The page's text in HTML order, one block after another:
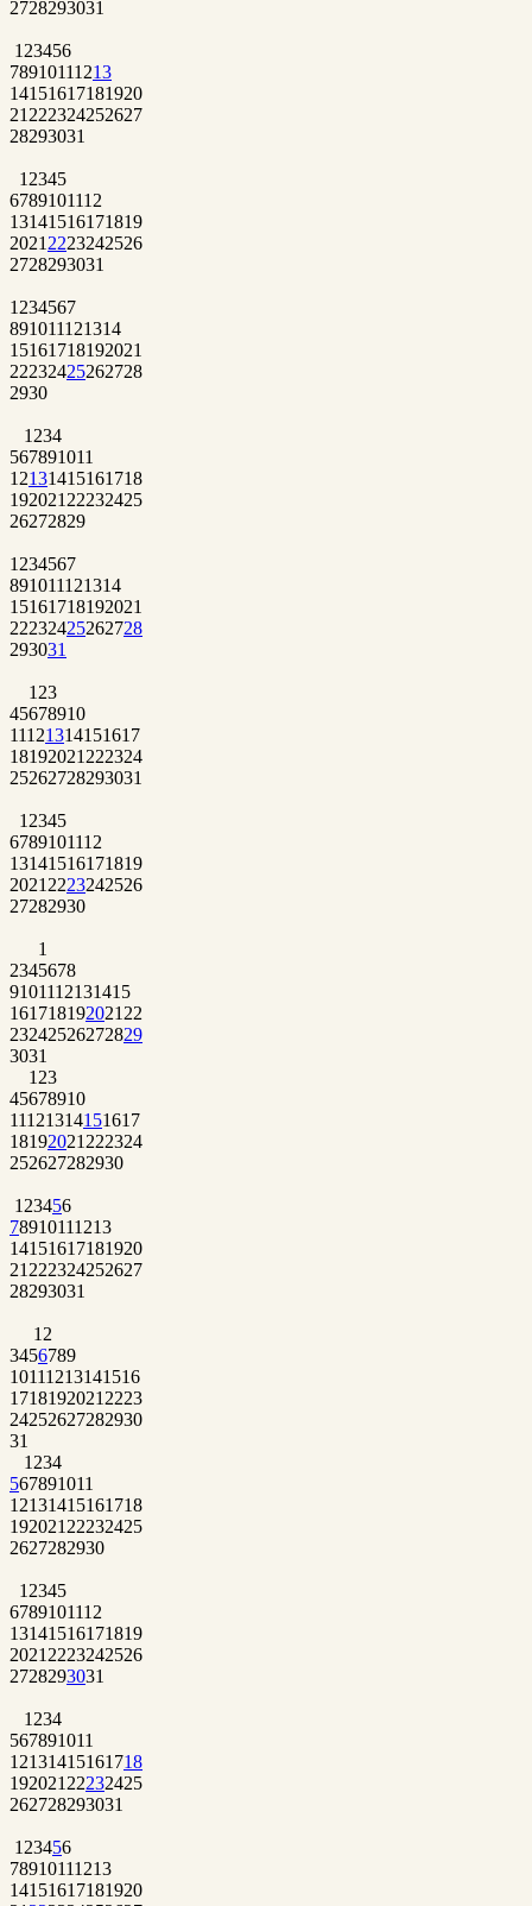
2728293031
1 23456
78910111213
14151617181920
21 222324252627
28293031
1 2345
6789101112
13141516171819
2021 2223242526
2728293031
1 234567
891011121314
15161718192021
22232425262728
2930
1 234
567891011
12131415161718
192021 22232425
26272829
1 234567
891011121314
15161718192021
22232425262728
293031
1 23
45678910
11121314151617
18192021 222324
25262728293031
1 2345
6789101112
13141516171819
2021 2223242526
27282930
1
2345678
9101112131415
161718192021 22
23242526272829
3031
1 23
45678910
11121314151617
18192021 222324
252627282930
1 23456
78910111213
14151617181920
21 222324252627
28293031
1 2
3456789
10111213141516
1718192021 2223
24252627282930
31
1 234
567891011
12131415161718
192021 22232425
2627282930
1 2345
6789101112
13141516171819
2021 2223242526
2728293031
1 234
567891011
12131415161718
192021 22232425
262728293031
1 23456
78910111213
14151617181920